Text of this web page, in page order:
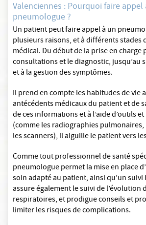
Valenciennes : Pourquoi faire appel
pneumologue ?
Un patient peut faire appel à un
plusieurs raisons, et à différents stades
médical. Du début de la prise en
consultations et le diagnostic, jusqu’au
et à la gestion des symptômes.
Il prend en compte les habitudes de vie
antécédents médicaux du patient et de
de ces informations et à l’aide d’outils
(comme les radiographies
les scanners), il aiguille le patient vers
Comme tout professionnel de santé
pneumologue permet la mise en place
soin adapté au patient, ainsi qu’un
assure également le suivi de l’évolution
respiratoires, et prodigue conseils et
limiter les risques de complications.